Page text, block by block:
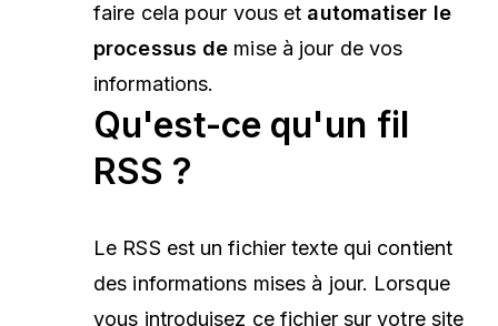
faire cela pour vous et automatiser le
processus de mise à jour de vos
informations.
Qu'est-ce qu'un fil
RSS ?
Le RSS est un fichier texte qui contient
des informations mises à jour. Lorsque
vous introduisez ce fichier sur votre site